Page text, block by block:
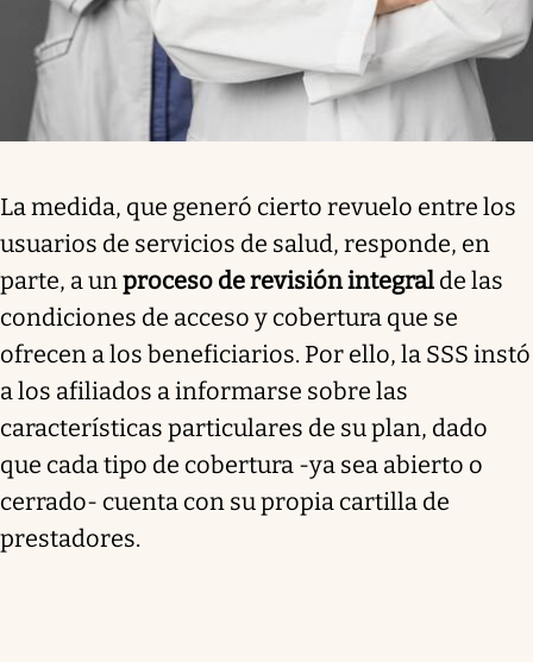
La medida, que generó cierto revuelo entre los
usuarios de servicios de salud, responde, en
parte, a unproceso de revisión integral de las
condiciones de acceso y cobertura que se
ofrecen a los beneficiarios. Por ello, la SSS instó
a los afiliados a informarse sobre las
características particulares de su plan, dado
que cada tipo de cobertura -ya sea abierto o
cerrado- cuenta con su propia cartilla de
prestadores.